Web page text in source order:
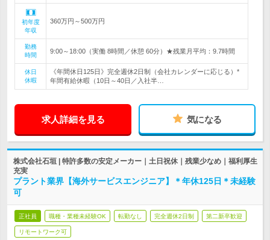
初年度
年収
360万円～500万円
勤務
時間
9:00～18:00（実働 8時間／休憩 60分）★残業月平均：9.7時間
休日
休暇
《年間休日125日》完全週休2日制（会社カレンダーに応じる）*
年間有給休暇（10日～40日／入社半…
求人詳細を見る 気になる
株式会社石垣 | 特許多数の安定メーカー｜土日祝休｜残業少なめ｜福利厚生
充実
プラント業界【海外サービスエンジニア】＊年休125日＊未経験
可
正社員 職種・業種未経験OK 転勤なし 完全週休2日制 第二新卒歓迎
リモートワーク可